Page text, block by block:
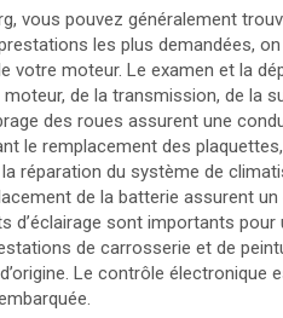
vous pouvez généralement
les plus demandées,
votre moteur. Le examen et la
de la transmission, de la
des roues assurent une
le remplacement des
réparation du système de
de la batterie assurent un
d’éclairage sont importants
de carrosserie et de
Le contrôle électronique